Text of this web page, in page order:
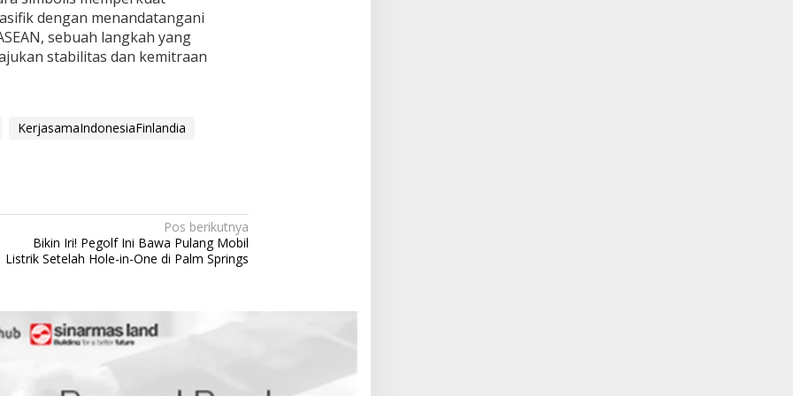
dengan menandatangani
sebuah langkah yang
stabilitas dan kemitraan
KerjasamaIndonesiaFinlandia
Pos berikutnya
Bikin Iri! Pegolf Ini Bawa Pulang Mobil
Listrik Setelah Hole-in-One di Palm Springs